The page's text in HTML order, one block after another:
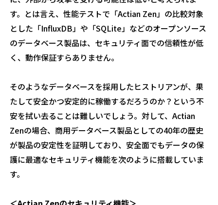
す。とは言え、性能テストで「Actian Zen」の比較対象
とした「InfluxDB」や「SQLite」などのオープンソース
のデータベース製品は、セキュリティ面での信頼性が低
く、動作保証すらありません。
そのようなデータベースを採用したヒストリアンが、果
たして安全かつ安定的に稼働するだろうのか？という不
安を拭い去ることは難しいでしょう。対して、Actian
Zenの場合、商用データベース製品としての40年の歴史
が製品の安定性を証明しており、安全面でもデータの保
護に最適なセキュリティ機能を次のように搭載していま
す。